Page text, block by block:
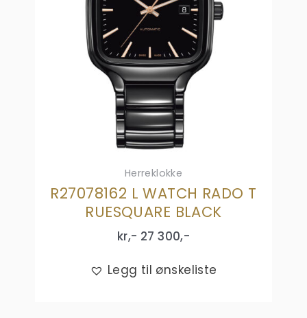
Herreklokke
R27078162 L WATCH RADO T
RUESQUARE BLACK
kr,- 27 300,-
Legg til ønskeliste